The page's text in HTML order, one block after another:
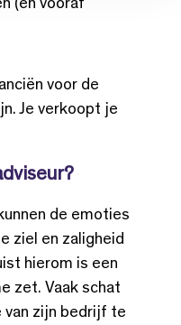
(en vooraf
voor de
Je verkoopt je
de emoties
ziel en zaligheid
hierom is een
zet. Vaak schat
van zijn bedrijf te